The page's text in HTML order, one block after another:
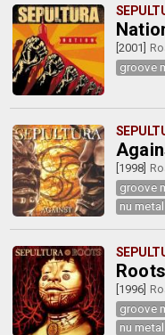
[2001]
groove
[1998]
groove
nu metal
Roots
[1996]
groove
nu metal